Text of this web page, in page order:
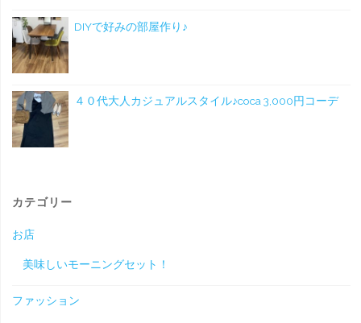
DIYで好みの部屋作り♪
４０代大人カジュアルスタイル♪coca 3,000円コーデ
カテゴリー
お店
美味しいモーニングセット！
ファッション